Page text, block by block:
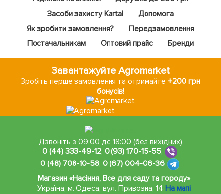
Засоби захисту Kartal
Допомога
Як зробити замовлення?
Передзамовлення
Постачальникам
Оптовий прайс Бренди
Завантажуйте Agromarket
Зробіть перше замовлення та отримайте+200 грн
бонусів!
Дзвоніть з 09:00 до 18:00 (без вихідних)
0 (44) 333-49-12, 0 (93) 170-15-55,
0 (48) 708-10-58, 0 (67) 004-06-36
Магазин «Насіння, Все для саду та городу»
Україна, м. Одеса,вул. Привозна, 14 На мапі